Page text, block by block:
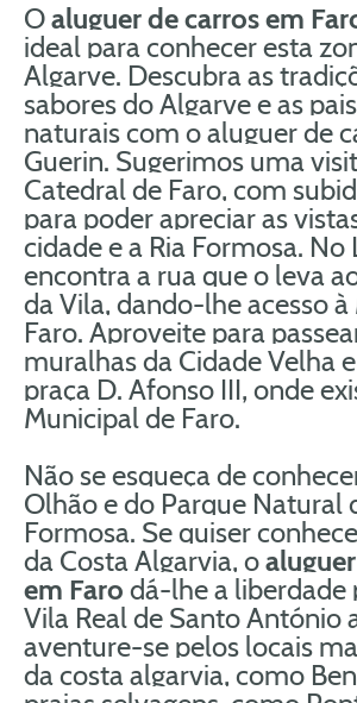
Oaluguer de carros em
ideal para conhecer esta
Algarve. Descubra as
sabores do Algarve e as
naturais com o aluguer de
Guerin. Sugerimos uma
Catedral de Faro, com
para poder apreciar as
cidade e a Ria Formosa. No
encontra a rua que o leva
da Vila, dando-lhe acesso
Faro. Aproveite para
muralhas da Cidade Velha
praça D. Afonso III, onde
Municipal de Faro.
Não se esqueça de
Olhão e do Parque Natural
Formosa. Se quiser
da Costa Algarvia, o
em Faro dá-lhe a liberdade
Vila Real de Santo António
aventure-se pelos locais
da costa algarvia, como